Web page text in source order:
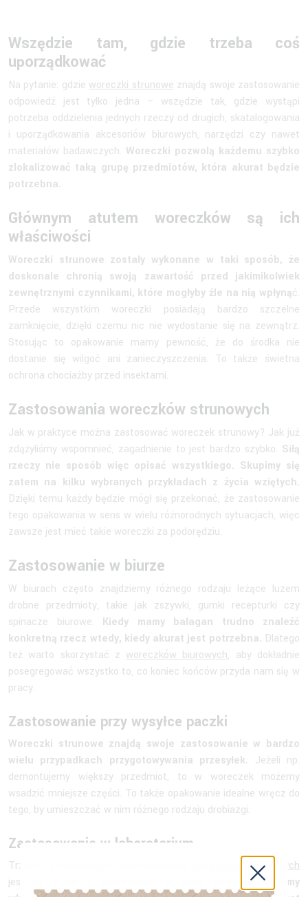
Wszędzie tam, gdzie trzeba coś
uporządkować
Na pytanie: gdzie woreczki strunowe znajdą swoje zastosowanie
odpowiedź jest tylko jedna – wszędzie tak, gdzie wystąpi
potrzeba oddzielenia jednych rzeczy od drugich, skatalogowania
i uporządkowania akcesoriów biurowych, narzędzi czy nawet
materiałów badawczych. Woreczki pozwolą każdemu szybko
zlokalizować taką grupę przedmiotów, która akurat będzie
potrzebna.
Głównym atutem woreczków są ich
właściwości
Woreczki strunowe zostały wykonane w taki sposób, że
doskonale chronią swoją zawartość przed jakimikolwiek
zewnętrznymi czynnikami, które mogłyby źle na nią wpłynąć.
Przede wszystkim woreczki posiadają bardzo szczelne
zamknięcie, dzięki czemu nic nie wydostanie się na zewnątrz.
Stosując to opakowanie mamy pewność, że do środka nie
dostanie się wilgoć ani zanieczyszczenia. To także świetna
ochrona chociażby przed insektami.
Zastosowania woreczków strunowych
Jak w praktyce można zastosować woreczek strunowy? Jak już
zdążyliśmy wspomnieć, zagadnienie to jest bardzo szybko. Siłą
rzeczy nie sposób więc opisać wszystkiego. Skupimy się
zatem na kilku wybranych przykładach z życia wziętych.
Dzięki temu każdy będzie mógł się przekonać, że zastosowanie
tego opakowania w sens w wielu różnorodnych sytuacjach, więc
zawsze jest mieć takie woreczki za podorędziu.
Zastosowanie w biurze
W biurach często znajdziemy różnego rodzaju leżące luzem
drobne przedmioty, takie jak zszywki, gumki recepturki czy
spinacze biurowe. Kiedy mamy bałagan trudno znaleźć
konkretną rzecz wtedy, kiedy akurat jest potrzebna. Dlatego
też warto skorzystać z woreczków biurowych, aby dokładnie
posegregować wszystko to, co koniec końców przyda nam się w
pracy.
Zastosowanie przy wysyłce paczki
Woreczki strunowe znajdą swoje zastosowanie w bardzo
wielu przypadkach przygotowywania przesyłek. Jeżeli np.
demontujemy większy przedmiot, to w woreczek możemy
wsadzić mniejsze części. To także opakowanie idealne wręcz do
tego, by umieszczać w nim różnego rodzaju drobiazgi.
Zastosowanie w laboratorium
Trzecim przykładowym zastosowaniem
woreczków strunowych
jest ich użycie w laboratorium.
W takie woreczki możemy